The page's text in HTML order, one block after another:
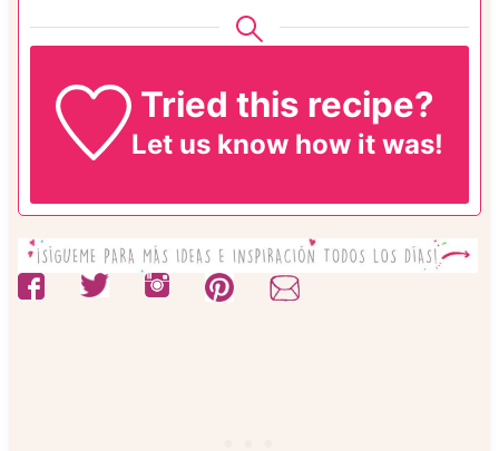
Tried this recipe?
Let us know how it was!